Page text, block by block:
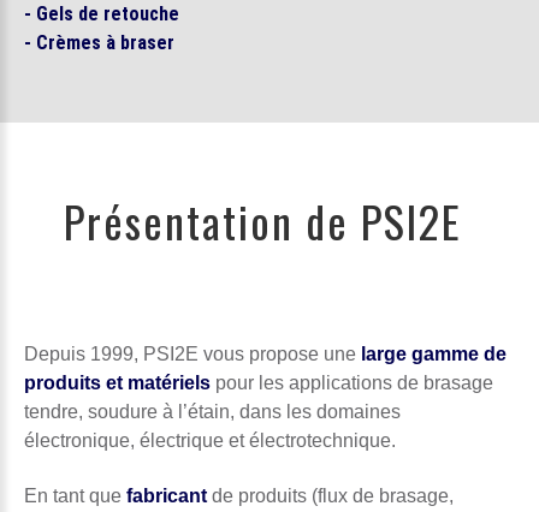
- Gels de retouche
- Crèmes à braser
Présentation de PSI2E
Depuis 1999, PSI2E vous propose une large gamme de
produits et matériels pour les applications de brasage
tendre, soudure à l’étain, dans les domaines
électronique, électrique et électrotechnique.
En tant que fabricant de produits (flux de brasage,